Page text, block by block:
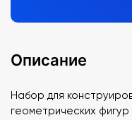
Описание
Набор для
геометрических